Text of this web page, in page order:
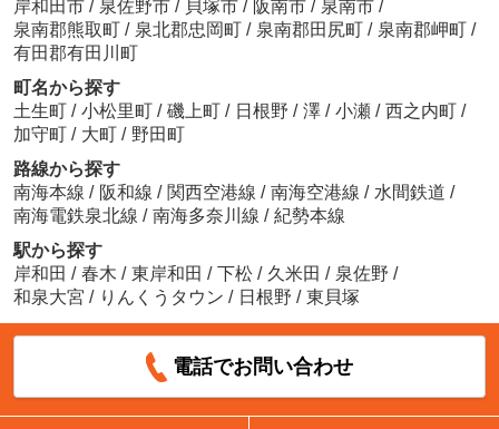
岸和田市 / 泉佐野市 / 貝塚市 / 阪南市 / 泉南市 /
泉南郡熊取町 / 泉北郡忠岡町 / 泉南郡田尻町 / 泉南郡岬町 /
有田郡有田川町
町名から探す
土生町 / 小松里町 / 磯上町 / 日根野 / 澤 / 小瀬 / 西之内町 /
加守町 / 大町 / 野田町
路線から探す
南海本線 / 阪和線 / 関西空港線 / 南海空港線 / 水間鉄道 /
南海電鉄泉北線 / 南海多奈川線 / 紀勢本線
駅から探す
岸和田 / 春木 / 東岸和田 / 下松 / 久米田 / 泉佐野 /
和泉大宮 / りんくうタウン / 日根野 / 東貝塚
電話でお問い合わせ